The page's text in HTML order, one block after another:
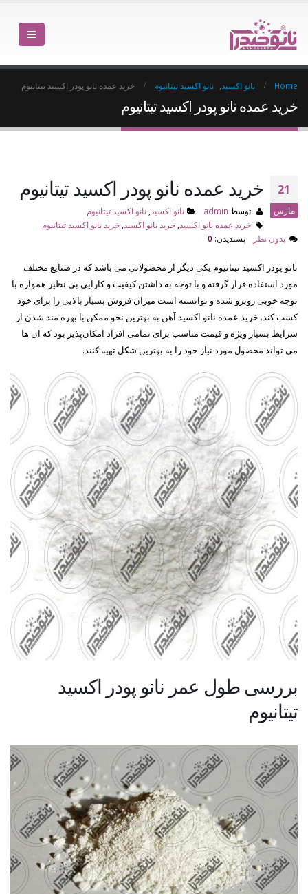
Home نانو اکسید نانو اکسید تیتانیوم خرید عمده نانو پودر اکسید تیتانیوم
خرید عمده نانو پودر اکسید تیتانیوم
21
مارس
خرید عمده نانو پودر اکسید تیتانیوم
توسط admin نانو اکسید ,نانو اکسید تیتانیوم
خرید عمده نانو اکسید خرید نانو اکسید خرید نانو اکسید تیتانیوم
بدون نظر
پسندیدن: 0
نانو پودر اکسید تیتانیوم یکی دیگر از محصولاتی می باشد که در صنایع مختلف
مورد استفاده قرار گرفته و با توجه به داشتن کیفیت و کارایی بی نظیر همواره با
توجه خوبی روبرو شده و توانسته است میزان فروش بسیار بالایی را برای خود
کسب کند. خرید عمده نانو اکسید آهن به بهترین نحو ممکن با بهره مند شدن از
شرایط بسیار ویژه و قیمت مناسب برای تمامی افراد امکان‌پذیر بود که آن ها
می تواند محصول مورد نیاز خود را به بهترین شکل تهیه کنند.
بررسی طول عمر نانو پودر اکسید
تیتانیوم